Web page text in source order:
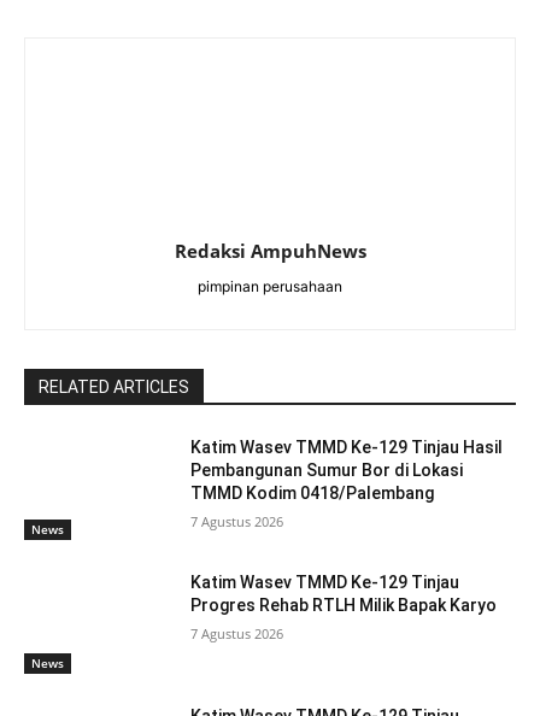
Redaksi AmpuhNews
pimpinan perusahaan
RELATED ARTICLES
News
Katim Wasev TMMD Ke-129 Tinjau Hasil
Pembangunan Sumur Bor di Lokasi
TMMD Kodim 0418/Palembang
7 Agustus 2026
News
Katim Wasev TMMD Ke-129 Tinjau
Progres Rehab RTLH Milik Bapak Karyo
7 Agustus 2026